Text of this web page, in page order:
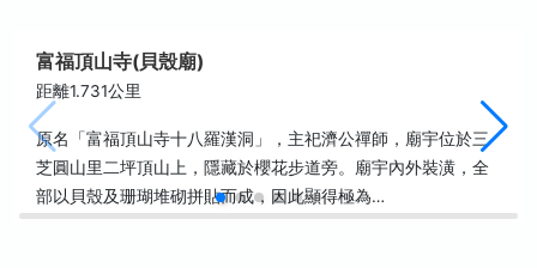
富福頂山寺(貝殼廟)
距離1.731公里
原名「富福頂山寺十八羅漢洞」，主祀濟公禪師，廟宇位於三
芝圓山里二坪頂山上，隱藏於櫻花步道旁。廟宇內外裝潢，全
部以貝殼及珊瑚堆砌拼貼而成，因此顯得極為…